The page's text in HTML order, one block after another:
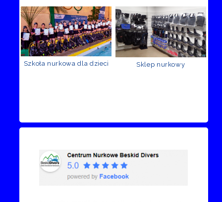
Szkoła nurkowa dla dzieci Sklep nurkowy